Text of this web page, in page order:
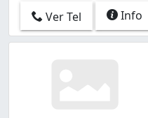
Ver Tel Info